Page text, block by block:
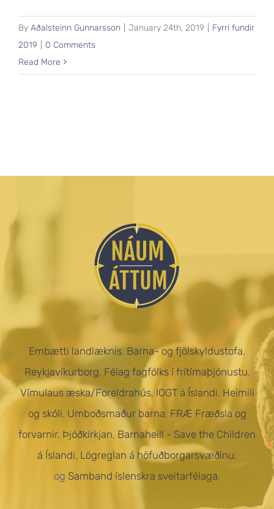
By Aðalsteinn Gunnarsson January 24th, 2019
Fyrri fundir
2019
0 Comments
Read More
Embætti landlæknis, Barna- og fjölskyldustofa,
Reykjavíkurborg, Félag fagfólks í frítímaþjónustu,
Vímulaus æska/Foreldrahús, IOGT á Íslandi, Heimili
og skóli, Umboðsmaður barna, FRÆ Fræðsla og
forvarnir, Þjóðkirkjan, Barnaheill - Save the Children
á Íslandi, Lögreglan á höfuðborgarsvæðinu,
og Samband íslenskra sveitarfélaga.